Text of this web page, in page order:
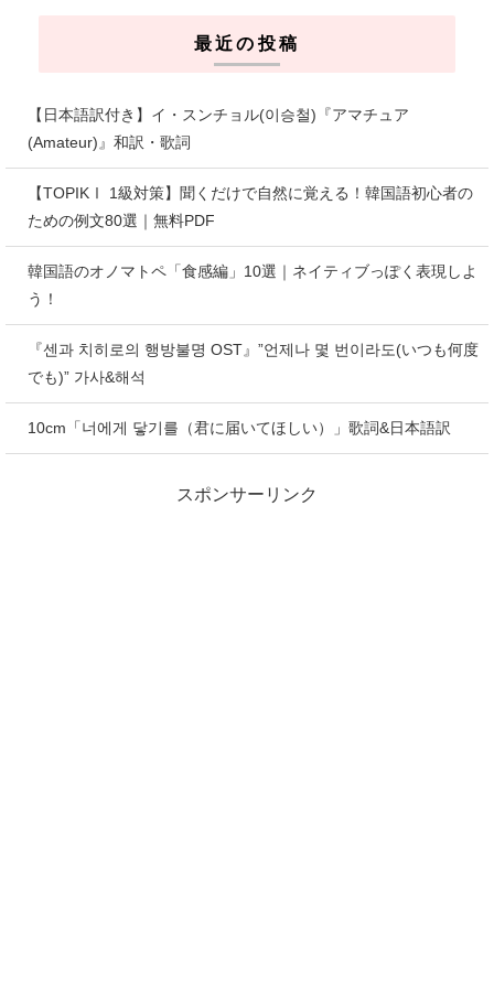
最近の投稿
【日本語訳付き】イ・スンチョル(이승철)『アマチュア
(Amateur)』和訳・歌詞
【TOPIKⅠ 1級対策】聞くだけで自然に覚える！韓国語初心者の
ための例文80選｜無料PDF
韓国語のオノマトペ「食感編」10選｜ネイティブっぽく表現しよ
う！
『센과 치히로의 행방불명 OST』”언제나 몇 번이라도(いつも何度
でも)” 가사&해석
10cm「너에게 닿기를（君に届いてほしい）」歌詞&日本語訳
スポンサーリンク